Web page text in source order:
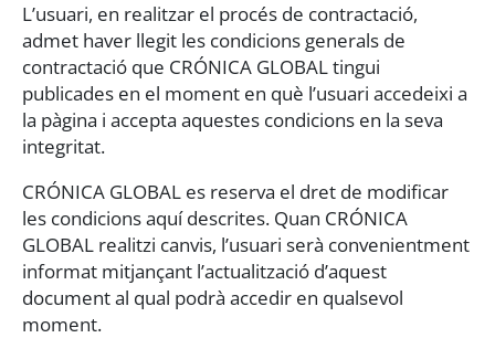
L’usuari, en realitzar el procés de contractació,
admet haver llegit les condicions generals de
contractació que CRÓNICA GLOBAL tingui
publicades en el moment en què l’usuari accedeixi a
la pàgina i accepta aquestes condicions en la seva
integritat.
CRÓNICA GLOBAL es reserva el dret de modificar
les condicions aquí descrites. Quan CRÓNICA
GLOBAL realitzi canvis, l’usuari serà convenientment
informat mitjançant l’actualització d’aquest
document al qual podrà accedir en qualsevol
moment.